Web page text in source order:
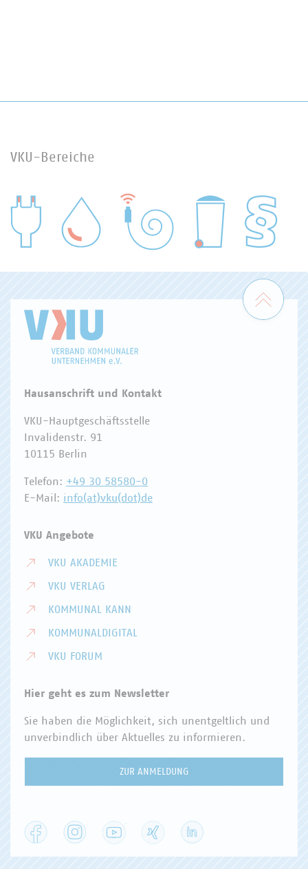
VKU-Bereiche
WASSER/ABWASSER
Zum
Hausanschrift und Kontakt
VKU-Hauptgeschäftsstelle
Invalidenstr. 91
10115 Berlin
Telefon: +49 30 58580-0
E-Mail: info(at)vku(dot)de
VKU Angebote
VKU AKADEMIE
VKU VERLAG
KOMMUNAL KANN
KOMMUNALDIGITAL
VKU FORUM
Hier geht es zum Newsletter
Sie haben die Möglichkeit, sich unentgeltlich und
unverbindlich über Aktuelles zu informieren.
ZUR ANMELDUNG
Facebook Instagram YouTube